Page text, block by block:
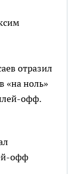
отразил
«на ноль»
офф.
офф